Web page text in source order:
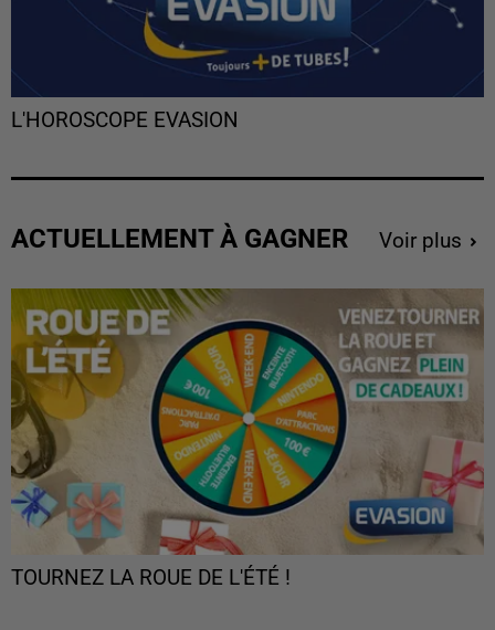
L'HOROSCOPE EVASION
ACTUELLEMENT À GAGNER Voir plus
TOURNEZ LA ROUE DE L'ÉTÉ !